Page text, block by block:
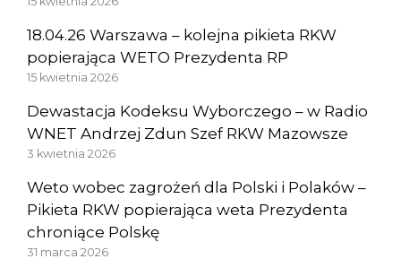
18.04.26 Warszawa – kolejna pikieta RKW
popierająca WETO Prezydenta RP
15 kwietnia 2026
Dewastacja Kodeksu Wyborczego – w Radio
WNET Andrzej Zdun Szef RKW Mazowsze
3 kwietnia 2026
Weto wobec zagrożeń dla Polski i Polaków –
Pikieta RKW popierająca weta Prezydenta
chroniące Polskę
31 marca 2026